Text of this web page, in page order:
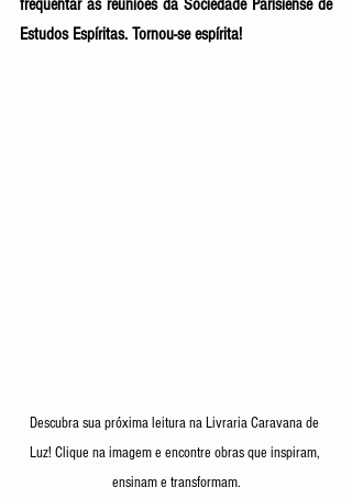
frequentar as reuniões da Sociedade Parisiense de
Estudos Espíritas. Tornou-se espírita!
Descubra sua próxima leitura na Livraria Caravana de
Luz! Clique na imagem e encontre obras que inspiram,
ensinam e transformam.